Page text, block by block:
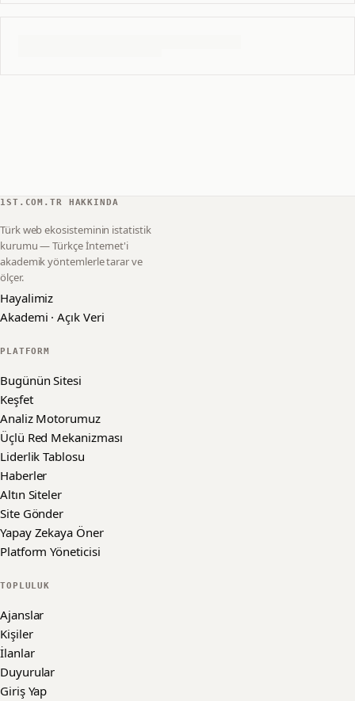
1ST.COM.TR HAKKINDA
Türk web ekosisteminin istatistik
kurumu — Türkçe İnternet'i
akademik yöntemlerle tarar ve
ölçer.
Hayalimiz
Akademi · Açık Veri
PLATFORM
Bugünün Sitesi
Keşfet
Analiz Motorumuz
Üçlü Red Mekanizması
Liderlik Tablosu
Haberler
Altın Siteler
Site Gönder
Yapay Zekaya Öner
Platform Yöneticisi
TOPLULUK
Ajanslar
Kişiler
İlanlar
Duyurular
Giriş Yap